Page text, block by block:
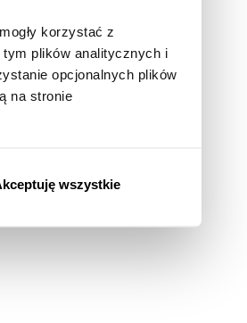
korzystać z
plików analitycznych i
opcjonalnych plików
na stronie
wszystkie